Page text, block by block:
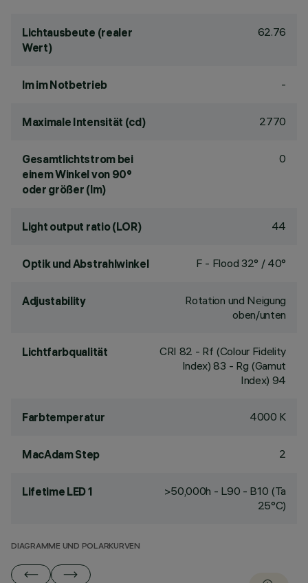
Lichtausbeute (realer
Wert)
62.76
lm im Notbetrieb -
Maximale Intensität (cd) 2770
Gesamtlichtstrom bei
einem Winkel von 90°
oder größer (lm)
0
Light output ratio (LOR) 44
Optik und Abstrahlwinkel F - Flood 32° / 40°
Adjustability
Rotation und Neigung
oben/unten
Lichtfarbqualität CRI 82 - Rf (Colour Fidelity
Index) 83 - Rg (Gamut
Index) 94
Farbtemperatur 4000 K
MacAdam Step 2
Lifetime LED 1
>50,000h - L90 - B10 (Ta
25°C)
DIAGRAMME UND POLARKURVEN